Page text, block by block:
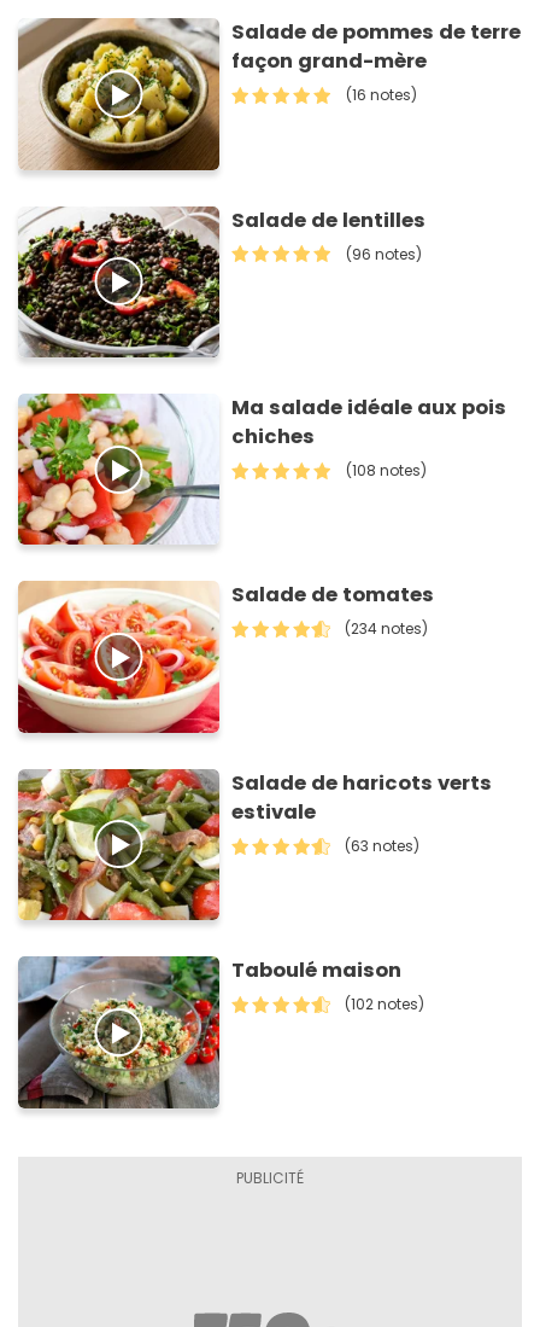
Salade de pommes de terre
façon grand-mère
(16 notes)
Salade de lentilles
(96 notes)
Ma salade idéale aux pois
chiches
(108 notes)
Salade de tomates
(234 notes)
Salade de haricots verts
estivale
(63 notes)
Taboulé maison
(102 notes)